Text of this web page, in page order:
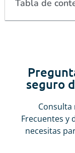
Tabla de
seguro
Consulta
Frecuentes y
necesitas